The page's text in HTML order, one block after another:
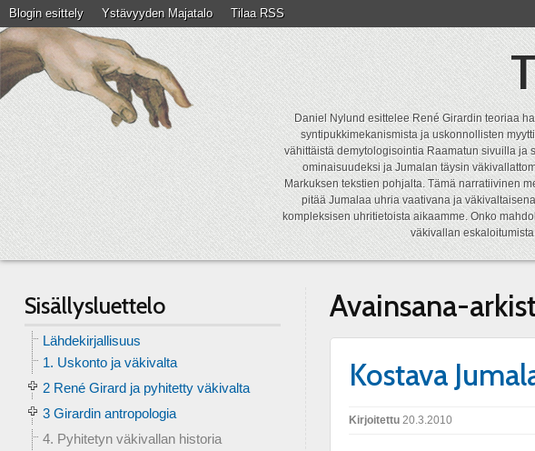
Blogin esittely Ystävyyden Majatalo Tilaa RSS
Daniel Nylund esittelee René Girardin teoriaa
syntipukkimekanismista ja uskonnollisten
vähittäistä demytologisointia Raamatun sivuilla ja
ominaisuudeksi ja Jumalan täysin
Markuksen tekstien pohjalta. Tämä narratiivinen
pitää Jumalaa uhria vaativana ja
kompleksisen uhritietoista aikaamme. Onko
väkivallan
Avainsana-
Kostava
Kirjoitettu20.3.2010
Sisällysluettelo
Lähdekirjallisuus
1. Uskonto ja väkivalta
2 René Girard ja pyhitetty väkivalta
3 Girardin antropologia
4. Pyhitetyn väkivallan historia